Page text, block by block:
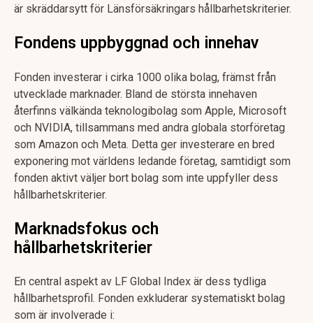
är skräddarsytt för Länsförsäkringars hållbarhetskriterier.
Fondens uppbyggnad och innehav
Fonden investerar i cirka 1000 olika bolag, främst från
utvecklade marknader. Bland de största innehaven
återfinns välkända teknologibolag som Apple, Microsoft
och NVIDIA, tillsammans med andra globala storföretag
som Amazon och Meta. Detta ger investerare en bred
exponering mot världens ledande företag, samtidigt som
fonden aktivt väljer bort bolag som inte uppfyller dess
hållbarhetskriterier.
Marknadsfokus och
hållbarhetskriterier
En central aspekt av LF Global Index är dess tydliga
hållbarhetsprofil. Fonden exkluderar systematiskt bolag
som är involverade i: